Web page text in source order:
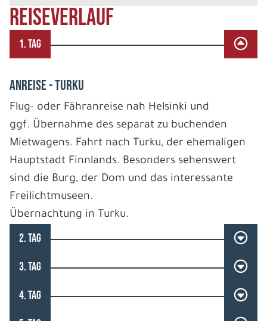
REISEVERLAUF
1. TAG
ANREISE - TURKU
Flug- oder Fähranreise nah Helsinki und
ggf. Übernahme des separat zu buchenden
Mietwagens. Fahrt nach Turku, der ehemaligen
Hauptstadt Finnlands. Besonders sehenswert
sind die Burg, der Dom und das interessante
Freilichtmuseen.
Übernachtung in Turku.
2. TAG
3. TAG
4. TAG